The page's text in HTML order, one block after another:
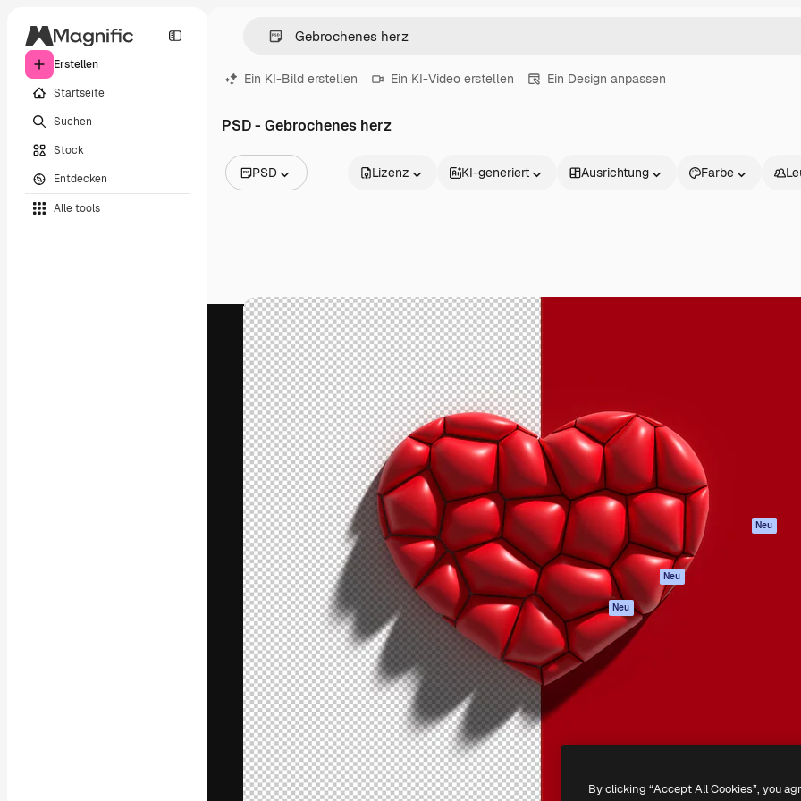
Erstellen
Startseite
Suchen
Stock
Entdecken
Alle tools
Ein KI-Bild erstellen Ein KI-Video erstellen Ein Design anpassen
PSD - Gebrochenes herz
PSD
Videos
Filmmaterial
Motion Graphics
Videovorlagen
Icons
3D-Modelle
Schriftarten
Lizenz KI-generiert Ausrichtung Farbe
Die kreative Plattform, um deine beste
Arbeit zu verwirklichen. Mehr als 1 Million
Abonnenten unter Kreativen, Unternehmen,
Agenturen und Studios.
Deutsch
Spaces
KI-Assistent
KI-Bildgenerator
KI-Videogenerator
KI-
Stimmengenerator
Stock-Inhalte
MCP für
Claude/ChatGPT
Neu
Agenten Neu
API
Mobile App
Alle Magnific-Tools
Support
AGB
Originale
Neu
Cookie-Richtlinie
Copyright © 2010-2026Freepik Company S.L.U.
By clicking “Accept All Cookies”, you